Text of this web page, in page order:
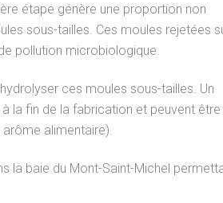
étape génère une proportion non
sous-tailles. Ces moules rejetées
pollution microbiologique.
ces moules sous-tailles. Un
la fin de la fabrication et peuvent être
alimentaire).
la baie du Mont-Saint-Michel